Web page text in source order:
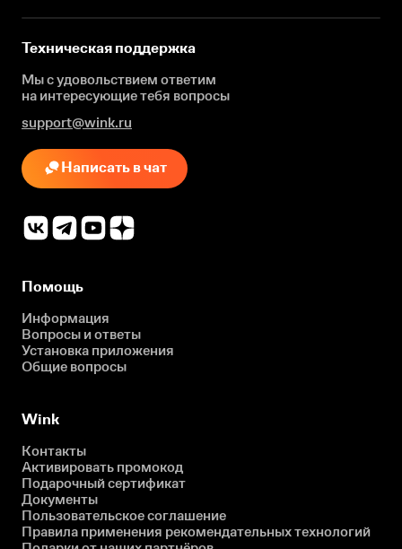
Техническая поддержка
Мы с удовольствием ответим
на интересующиетебя вопросы
support@wink.ru
Написать в чат
Помощь
Информация
Вопросы и ответы
Установка приложения
Общие вопросы
Wink
Контакты
Активировать промокод
Подарочный сертификат
Документы
Пользовательское соглашение
Правила применения рекомендательных технологий